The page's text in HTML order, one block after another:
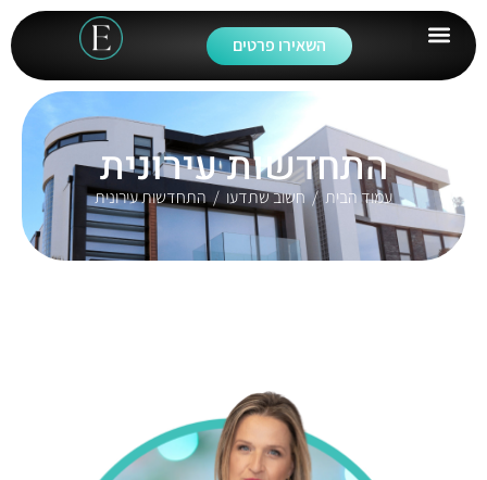
השאירו פרטים
התחדשות עירונית
עמוד הבית/חשוב שתדעו / התחדשות עירונית